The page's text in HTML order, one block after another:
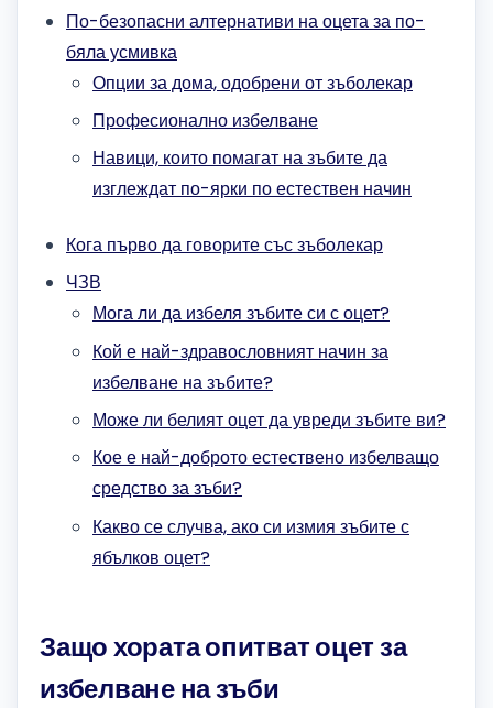
По-безопасни алтернативи на оцета за по-
бяла усмивка
Опции за дома, одобрени от зъболекар
Професионално избелване
Навици, които помагат на зъбите да
изглеждат по-ярки по естествен начин
Кога първо да говорите със зъболекар
ЧЗВ
Мога ли да избеля зъбите си с оцет?
Кой е най-здравословният начин за
избелване на зъбите?
Може ли белият оцет да увреди зъбите ви?
Кое е най-доброто естествено избелващо
средство за зъби?
Какво се случва, ако си измия зъбите с
ябълков оцет?
Защо хората опитват оцет за
избелване на зъби